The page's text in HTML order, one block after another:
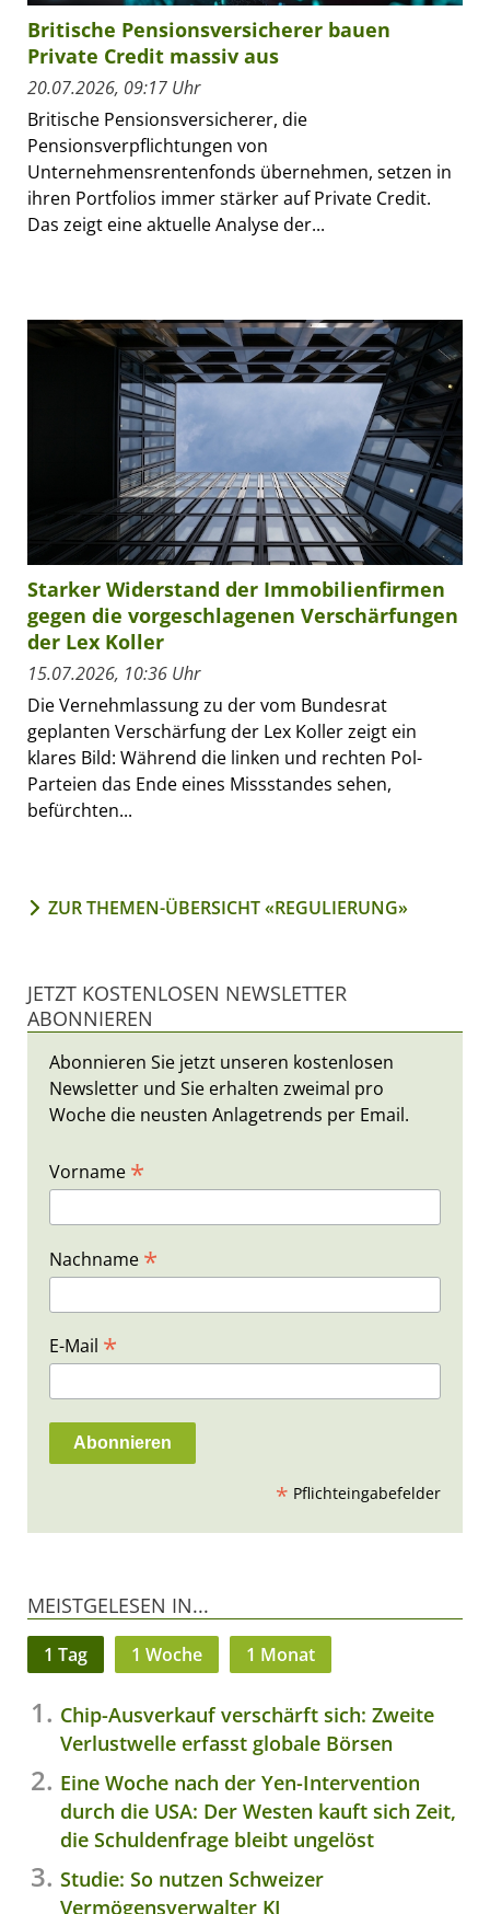
Britische Pensionsversicherer bauen
Private Credit massiv aus
20.07.2026, 09:17 Uhr
Britische Pensionsversicherer, die
Pensionsverpflichtungen von
Unternehmensrentenfonds übernehmen, setzen in
ihren Portfolios immer stärker auf Private Credit.
Das zeigt eine aktuelle Analyse der...
Starker Widerstand der Immobilienfirmen
gegen die vorgeschlagenen Verschärfungen
der Lex Koller
15.07.2026, 10:36 Uhr
Die Vernehmlassung zu der vom Bundesrat
geplanten Verschärfung der Lex Koller zeigt ein
klares Bild: Während die linken und rechten Pol-
Parteien das Ende eines Missstandes sehen,
befürchten...
ZUR THEMEN-ÜBERSICHT «REGULIERUNG»
JETZT KOSTENLOSEN NEWSLETTER
ABONNIEREN
Abonnieren Sie jetzt unseren kostenlosen
Newsletter und Sie erhalten zweimal pro
Woche die neusten Anlagetrends per Email.
Vorname *
Nachname *
E-Mail *
* Pflichteingabefelder
MEISTGELESEN IN...
1 Tag 1 Woche 1 Monat
Chip-Ausverkauf verschärft sich: Zweite
Verlustwelle erfasst globale Börsen
Eine Woche nach der Yen-Intervention
durch die USA: Der Westen kauft sich Zeit,
die Schuldenfrage bleibt ungelöst
Studie: So nutzen Schweizer
Vermögensverwalter KI